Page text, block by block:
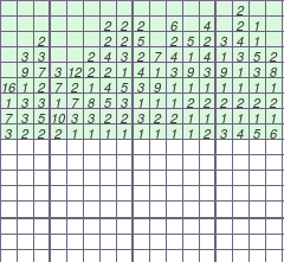
2
2 2 2 6 4 2
1
2
2 2 5 2 5 2 3 4
1
3 3 2 4 3 2 7 4 1 4 1 3 5 2
9 7 3 12 2 2 1 4 1 3 9 3 9 1 3 8
16 1 2 7 2 1 4 5 3 9 1 1 1 1 1 1
1
1 3 3 1 7 8 5 3 1 1 1 2 2 2 2 2 2
7 3 5 10 3 3 2 2 3 2 2 1 1 1 1 1
1
3 2 2 2 1 1 1 1 1 1 1 1 2 3 4 5 6